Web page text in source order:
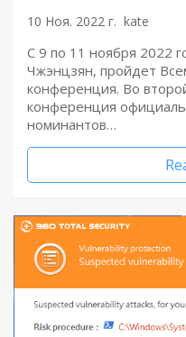
10 Ноя. 2022 г. kate
С 9 по 11 ноября 2022
Чжэнцзян, пройдет
конференция. Во
конференция
номинантов…